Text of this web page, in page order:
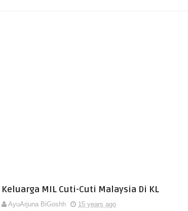
Keluarga MIL Cuti-Cuti Malaysia Di KL
AyuArjuna BiGoshh
15 years ago